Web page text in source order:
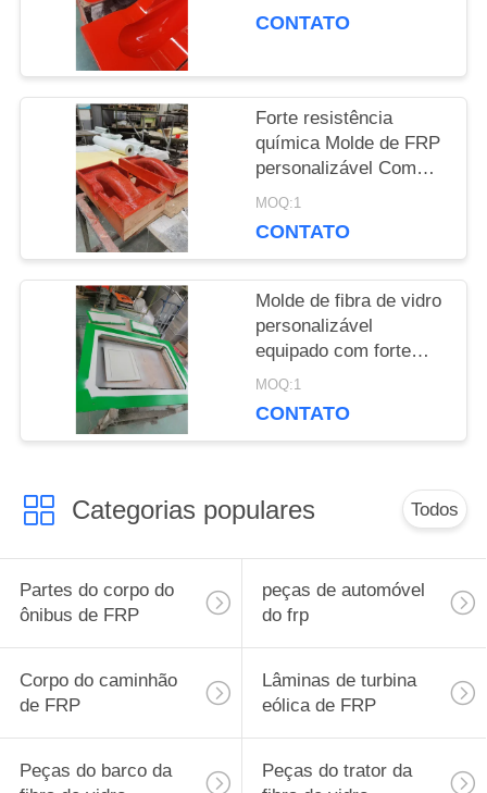
POLICY
leve
CONTATO
Forte resistência
química Molde de FRP
personalizável Com
excelente resistência
para produção de
MOQ:1
CONTATO
Molde de fibra de vidro
personalizável
equipado com forte
resistência ao impacto,
moldagem durável e
MOQ:1
CONTATO
Categorias populares Todos
Partes do corpo do
ônibus de FRP
peças de automóvel
do frp
Corpo do caminhão
de FRP
Lâminas de turbina
eólica de FRP
Peças do barco da
Peças do trator da